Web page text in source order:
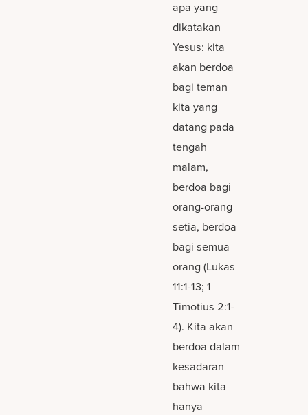
apa yang
dikatakan
Yesus: kita
akan berdoa
bagi teman
kita yang
datang pada
tengah
malam,
berdoa bagi
orang-orang
setia, berdoa
bagi semua
orang (Lukas
11:1-13; 1
Timotius 2:1-
4). Kita akan
berdoa dalam
kesadaran
bahwa kita
hanya